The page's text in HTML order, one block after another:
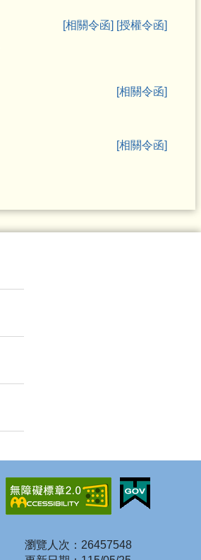
[相關令函] [授權令函]
[相關令函]
[相關令函]
瀏覽人次：26457548